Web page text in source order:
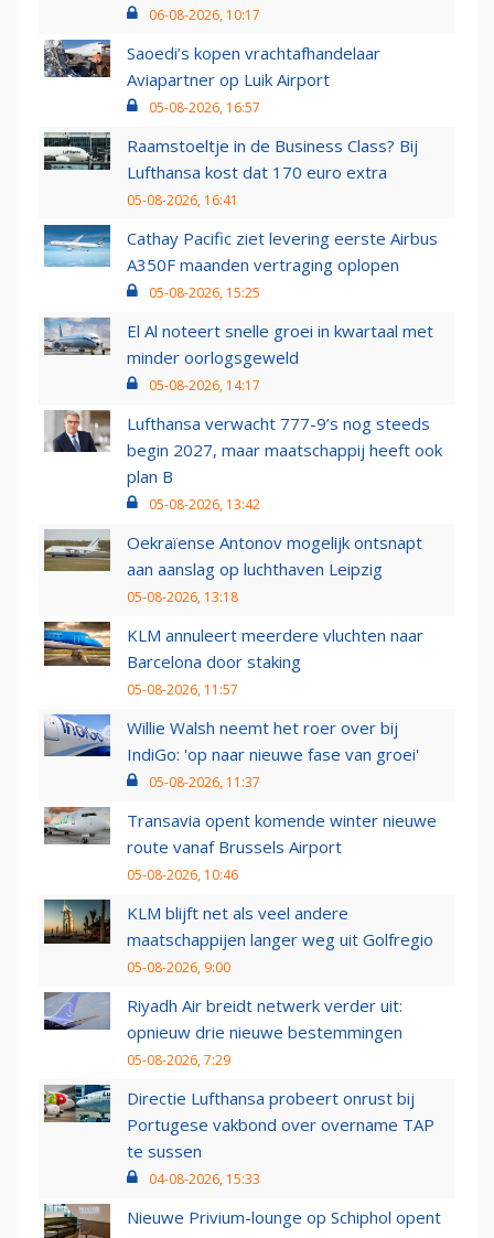
06-08-2026, 10:17
Saoedi’s kopen vrachtafhandelaar
Aviapartner op Luik Airport
05-08-2026, 16:57
Raamstoeltje in de Business Class? Bij
Lufthansa kost dat 170 euro extra
05-08-2026, 16:41
Cathay Pacific ziet levering eerste Airbus
A350F maanden vertraging oplopen
05-08-2026, 15:25
El Al noteert snelle groei in kwartaal met
minder oorlogsgeweld
05-08-2026, 14:17
Lufthansa verwacht 777-9’s nog steeds
begin 2027, maar maatschappij heeft ook
plan B
05-08-2026, 13:42
Oekraïense Antonov mogelijk ontsnapt
aan aanslag op luchthaven Leipzig
05-08-2026, 13:18
KLM annuleert meerdere vluchten naar
Barcelona door staking
05-08-2026, 11:57
Willie Walsh neemt het roer over bij
IndiGo: 'op naar nieuwe fase van groei'
05-08-2026, 11:37
Transavia opent komende winter nieuwe
route vanaf Brussels Airport
05-08-2026, 10:46
KLM blijft net als veel andere
maatschappijen langer weg uit Golfregio
05-08-2026, 9:00
Riyadh Air breidt netwerk verder uit:
opnieuw drie nieuwe bestemmingen
05-08-2026, 7:29
Directie Lufthansa probeert onrust bij
Portugese vakbond over overname TAP
te sussen
04-08-2026, 15:33
Nieuwe Privium-lounge op Schiphol opent